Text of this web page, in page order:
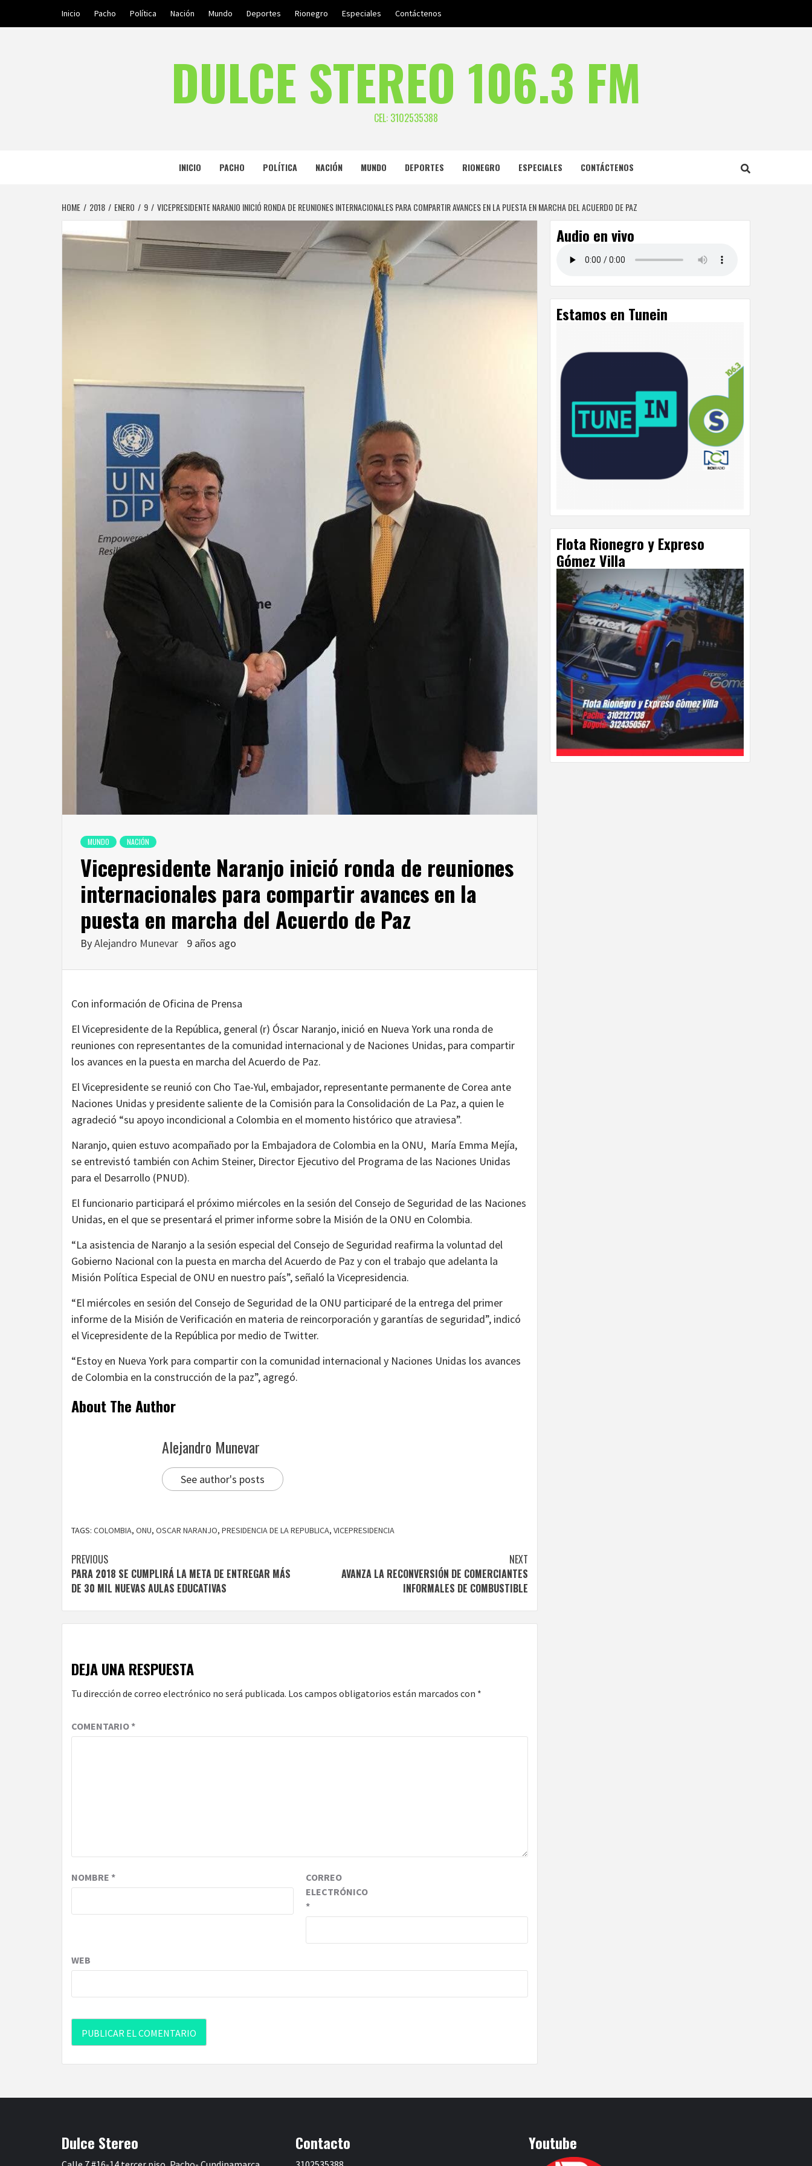
Inicio Pacho Política Nación Mundo Deportes Rionegro Especiales Contáctenos
DULCE STEREO 106.3 FM
CEL: 3102535388
INICIO PACHO POLÍTICA NACIÓN MUNDO DEPORTES RIONEGRO ESPECIALES CONTÁCTENOS
HOME 2018 ENERO 9 VICEPRESIDENTE NARANJO INICIÓ RONDA DE REUNIONES INTERNACIONALES PARA COMPARTIR AVANCES EN LA PUESTA EN MARCHA DEL ACUERDO DE PAZ
MUNDO NACIÓN
Vicepresidente Naranjo inició ronda de reuniones
internacionales para compartir avances en la
puesta en marcha del Acuerdo de Paz
ByAlejandro Munevar 9 años ago
Con información de Oficina de Prensa
El Vicepresidente de la República, general (r) Óscar Naranjo, inició en Nueva York una ronda de
reuniones con representantes de la comunidad internacional y de Naciones Unidas, para compartir
los avances en la puesta en marcha del Acuerdo de Paz.
El Vicepresidente se reunió con Cho Tae-Yul, embajador, representante permanente de Corea ante
Naciones Unidas y presidente saliente de la Comisión para la Consolidación de La Paz, a quien le
agradeció “su apoyo incondicional a Colombia en el momento histórico que atraviesa”.
Naranjo, quien estuvo acompañado por la Embajadora de Colombia en la ONU, María Emma Mejía,
se entrevistó también con Achim Steiner, Director Ejecutivo del Programa de las Naciones Unidas
para el Desarrollo (PNUD).
El funcionario participará el próximo miércoles en la sesión del Consejo de Seguridad de las Naciones
Unidas, en el que se presentará el primer informe sobre la Misión de la ONU en Colombia.
“La asistencia de Naranjo a la sesión especial del Consejo de Seguridad reafirma la voluntad del
Gobierno Nacional con la puesta en marcha del Acuerdo de Paz y con el trabajo que adelanta la
Misión Política Especial de ONU en nuestro país”, señaló la Vicepresidencia.
“El miércoles en sesión del Consejo de Seguridad de la ONU participaré de la entrega del primer
informe de la Misión de Verificación en materia de reincorporación y garantías de seguridad”, indicó
el Vicepresidente de la República por medio de Twitter.
“Estoy en Nueva York para compartir con la comunidad internacional y Naciones Unidas los avances
de Colombia en la construcción de la paz”, agregó.
About The Author
Alejandro Munevar
See author's posts
TAGS: COLOMBIA, ONU, OSCAR NARANJO, PRESIDENCIA DE LA REPUBLICA, VICEPRESIDENCIA
Continue
Reading
PREVIOUS
PARA 2018 SE CUMPLIRÁ LA META DE ENTREGAR MÁS
DE 30 MIL NUEVAS AULAS EDUCATIVAS
NEXT
AVANZA LA RECONVERSIÓN DE COMERCIANTES
INFORMALES DE COMBUSTIBLE
DEJA UNA RESPUESTA
Tu dirección de correo electrónico no será publicada. Los campos obligatorios están marcados con *
COMENTARIO*
NOMBRE *
CORREO
ELECTRÓNICO
*
WEB
Audio en vivo
Estamos en Tunein
Flota Rionegro y Expreso
Gómez Villa
Dulce Stereo Contacto Youtube